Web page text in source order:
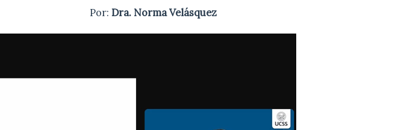
Por: Dra. Norma Velásquez